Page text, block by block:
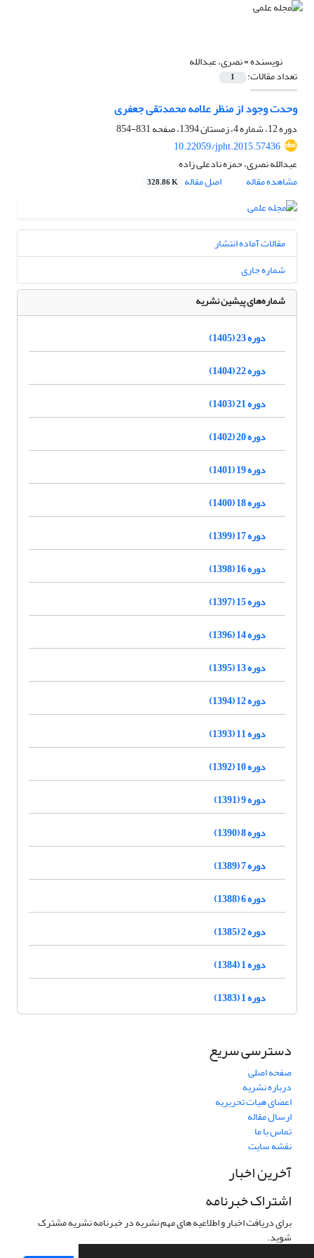
نویسنده =نصری، عبدالله
تعداد مقالات: 1
وحدت وجود از منظر علامه محمدتقی جعفری
دوره 12، شماره 4، زمستان 1394، صفحه
831-854
10.22059/jpht.2015.57436
عبدالله نصری، حمزه نادعلی زاده
مشاهده مقاله
اصل مقاله 328.86 K
مقالات آماده انتشار
شماره جاری
شماره‌های پیشین نشریه
دوره 23 (1405)
دوره 22 (1404)
دوره 21 (1403)
دوره 20 (1402)
دوره 19 (1401)
دوره 18 (1400)
دوره 17 (1399)
دوره 16 (1398)
دوره 15 (1397)
دوره 14 (1396)
دوره 13 (1395)
دوره 12 (1394)
دوره 11 (1393)
دوره 10 (1392)
دوره 9 (1391)
دوره 8 (1390)
دوره 7 (1389)
دوره 6 (1388)
دوره 2 (1385)
دوره 1 (1384)
دوره 1 (1383)
دسترسی سریع
صفحه اصلی
درباره نشریه
اعضای هیات تحریریه
ارسال مقاله
تماس با ما
نقشه سایت
آخرین اخبار
اشتراک خبرنامه
برای دریافت اخبار و اطلاعیه های مهم نشریه در خبرنامه نشریه مشترک
شوید.